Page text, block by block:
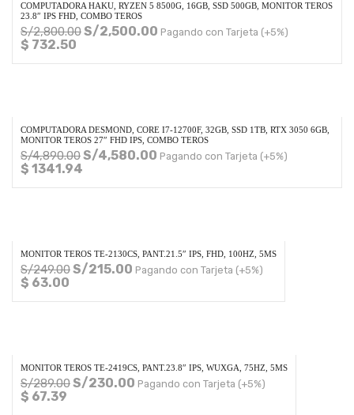
COMPUTADORA HAKU, RYZEN 5 8500G, 16GB, SSD 500GB, MONITOR TEROS
23.8″ IPS FHD, COMBO TEROS
S/2,800.00S/2,500.00 Pagando con Tarjeta (+5%)
$ 732.50
COMPUTADORA DESMOND, CORE I7-12700F, 32GB, SSD 1TB, RTX 3050 6GB,
MONITOR TEROS 27″ FHD IPS, COMBO TEROS
S/4,890.00S/4,580.00 Pagando con Tarjeta (+5%)
$ 1341.94
MONITOR TEROS TE-2130CS, PANT.21.5″ IPS, FHD, 100HZ, 5MS
S/249.00S/215.00 Pagando con Tarjeta (+5%)
$ 63.00
MONITOR TEROS TE-2419CS, PANT.23.8″ IPS, WUXGA, 75HZ, 5MS
S/289.00S/230.00 Pagando con Tarjeta (+5%)
$ 67.39